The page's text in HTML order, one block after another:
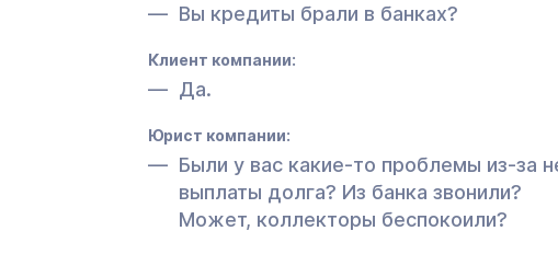
Вы кредиты брали в банках?
Клиент компании:
Да.
Юрист компании:
Были у вас какие-то проблемы из-за
выплаты долга? Из банка звонили?
Может, коллекторы беспокоили?